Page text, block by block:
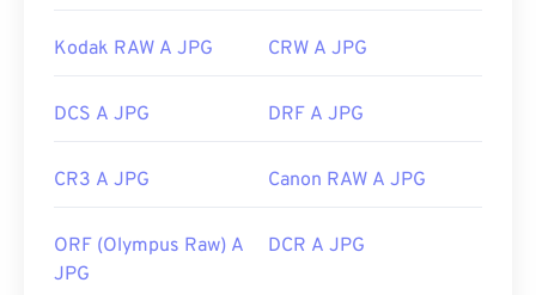
Kodak RAW A JPG CRW A JPG
DCS A JPG DRF A JPG
CR3 A JPG Canon RAW A JPG
ORF (Olympus Raw) A
JPG
DCR A JPG